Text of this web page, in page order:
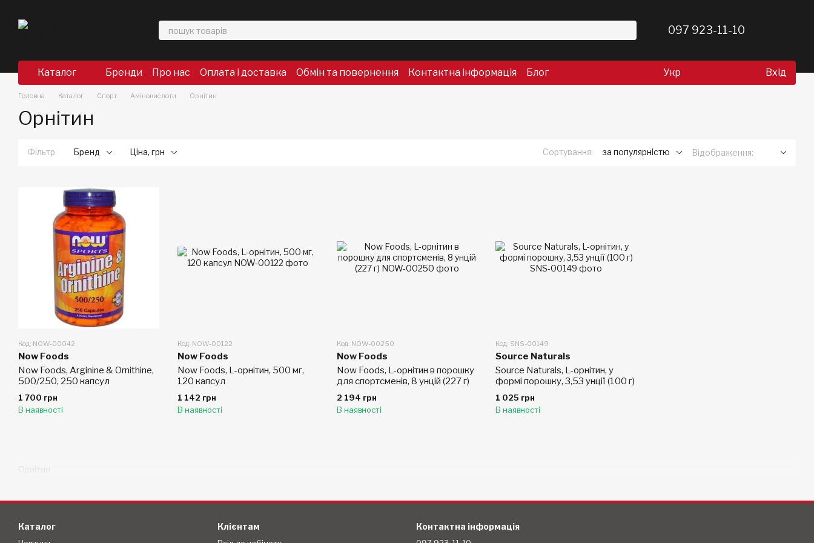
097 923-11-10
Каталог Бренди Про нас Оплата і доставка Обмін та повернення Контактна інформація Блог Укр Вхід
Головна Каталог Спорт Амінокислоти Орнітин
Орнітин
Фільтр Бренд Ціна, грн Сортування: за популярністю Відображення:
Орнітин
Код: NOW-00042
Now Foods
Now Foods, Arginine & Ornithine,
500/250, 250 капсул
1 700 грн
В наявності
Код: NOW-00122
Now Foods
Now Foods, L-орнітин, 500 мг,
120 капсул
1 142 грн
В наявності
Код: NOW-00250
Now Foods
Now Foods, L-орнітин в порошку
для спортсменів, 8 унцій (227 г)
2 194 грн
В наявності
Код: SNS-00149
Source Naturals
Source Naturals, L-орнітин, у
формі порошку, 3,53 унції (100 г)
1 025 грн
В наявності
Каталог Клієнтам Контактна інформація